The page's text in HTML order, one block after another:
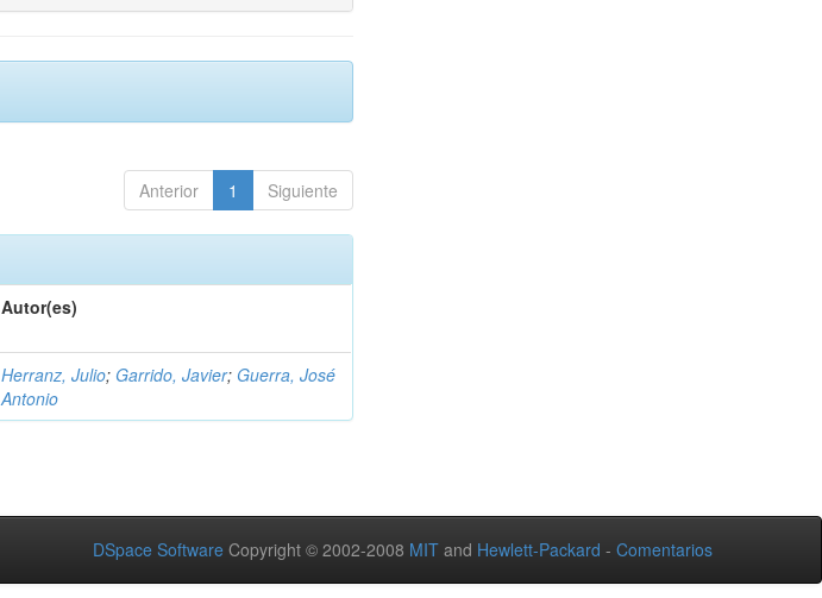
Anterior 1 Siguiente
Autor(es)
Herranz, Julio; Garrido, Javier; Guerra, José
Antonio
DSpace Software Copyright © 2002-2008 MIT and Hewlett-Packard - Comentarios